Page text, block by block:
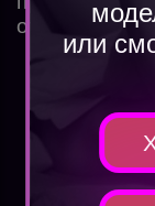
или